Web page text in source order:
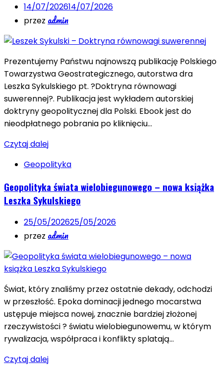
14/07/202614/07/2026
przez admin
Prezentujemy Państwu najnowszą publikację Polskiego
Towarzystwa Geostrategicznego, autorstwa dra
Leszka Sykulskiego pt. ?Doktryna równowagi
suwerennej?. Publikacja jest wykładem autorskiej
doktryny geopolitycznej dla Polski. Ebook jest do
nieodpłatnego pobrania po kliknięciu…
Czytaj dalej
Geopolityka
Geopolityka świata wielobiegunowego – nowa książka
Leszka Sykulskiego
25/05/202625/05/2026
przez admin
Świat, który znaliśmy przez ostatnie dekady, odchodzi
w przeszłość. Epoka dominacji jednego mocarstwa
ustępuje miejsca nowej, znacznie bardziej złożonej
rzeczywistości ? światu wielobiegunowemu, w którym
rywalizacja, współpraca i konflikty splatają…
Czytaj dalej